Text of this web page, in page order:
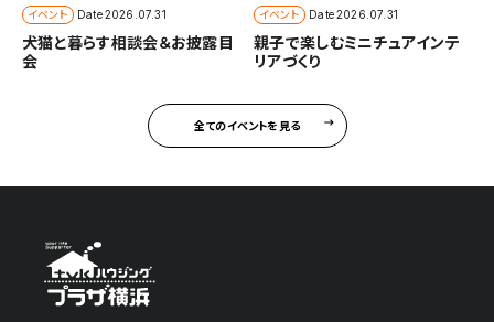
イベント Date2026.07.31
犬猫と暮らす相談会＆お披露目
会
イベント Date2026.07.31
親子で楽しむミニチュアインテ
リアづくり
全てのイベントを見る